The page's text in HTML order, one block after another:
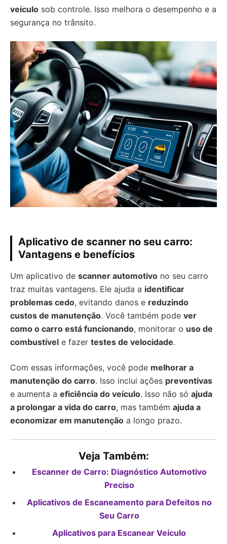
veículo sob controle. Isso melhora o desempenho e a
segurança no trânsito.
Aplicativo de scanner no seu carro:
Vantagens e benefícios
Um aplicativo de scanner automotivo no seu carro
traz muitas vantagens. Ele ajuda a identificar
problemas cedo, evitando danos e reduzindo
custos de manutenção. Você também pode ver
como o carro está funcionando, monitorar o uso de
combustível e fazer testes de velocidade.
Com essas informações, você pode melhorar a
manutenção do carro. Isso inclui ações preventivas
e aumenta a eficiência do veículo. Isso não só ajuda
a prolongar a vida do carro, mas também ajuda a
economizar em manutenção a longo prazo.
Veja Também:
Escanner de Carro: Diagnóstico Automotivo
Preciso
Aplicativos de Escaneamento para Defeitos no
Seu Carro
Aplicativos para Escanear Veículo